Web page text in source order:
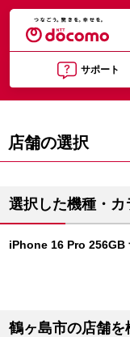
サポート
店舗の選択
選択した機種・カ
iPhone 16 Pro 256GB
鶴ヶ島市の店舗